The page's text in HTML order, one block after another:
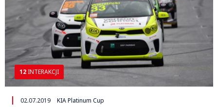
12 INTERAKCJI
02.07.2019 KIA Platinum Cup